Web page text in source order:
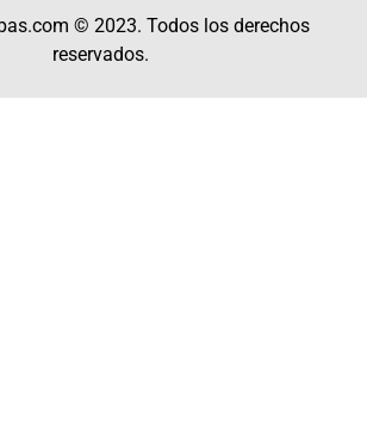
© 2023. Todos los derechos
reservados.